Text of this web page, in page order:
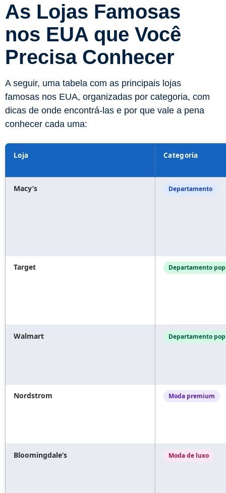
As Lojas Famosas
nos EUA que Você
Precisa Conhecer
A seguir, uma tabela com as principais lojas
famosas nos EUA, organizadas por categoria, com
dicas de onde encontrá-las e por que vale a pena
conhecer cada uma:
Loja Categoria
Macy’s Departamento
Target Departamento
Walmart Departamento
Nordstrom Moda premium
Bloomingdale’s Moda de luxo